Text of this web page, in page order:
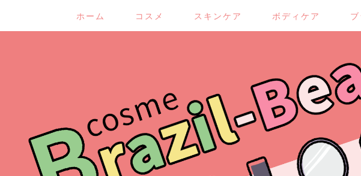
ホーム コスメ スキンケア ボディケア